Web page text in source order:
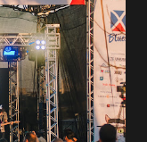
QUE
noites , entre
atrações gigantes
forró,
Lima Leonardo